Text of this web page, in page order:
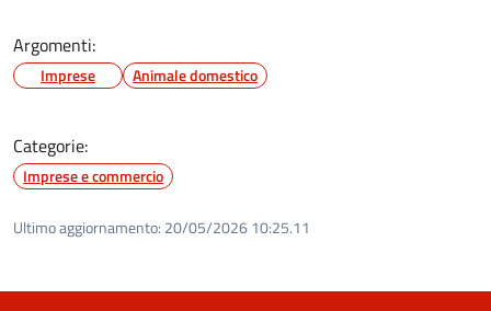
Argomenti:
Imprese Animale domestico
Categorie:
Imprese e commercio
Ultimo aggiornamento: 20/05/2026 10:25.11